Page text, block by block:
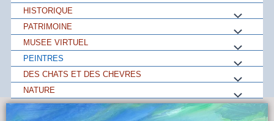
HISTORIQUE
PATRIMOINE
MUSEE VIRTUEL
PEINTRES
DES CHATS ET DES CHEVRES
NATURE